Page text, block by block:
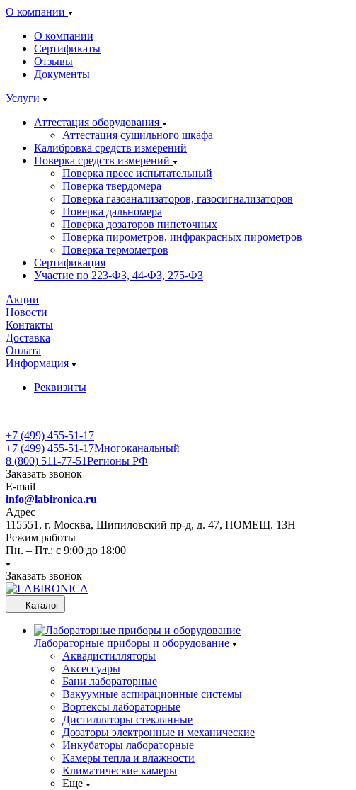
О компании
О компании
Сертификаты
Отзывы
Документы
Услуги
Аттестация оборудования
Аттестация сушильного шкафа
Калибровка средств измерений
Поверка средств измерений
Поверка пресс испытательный
Поверка твердомера
Поверка газоанализаторов, газосигнализаторов
Поверка дальномера
Поверка дозаторов пипеточных
Поверка пирометров, инфракрасных пирометров
Поверка термометров
Сертификация
Участие по 223-ФЗ, 44-ФЗ, 275-ФЗ
Акции
Новости
Контакты
Доставка
Оплата
Информация
Реквизиты
+7 (499) 455-51-17
+7 (499) 455-51-17Многоканальный
8 (800) 511-77-51Регионы РФ
Заказать звонок
E-mail
info@labironica.ru
Адрес
115551, г. Москва, Шипиловский пр-д, д. 47, ПОМЕЩ. 13Н
Режим работы
Пн. – Пт.: с 9:00 до 18:00
Заказать звонок
Каталог
Лабораторные приборы и оборудование
Аквадистилляторы
Аксессуары
Бани лабораторные
Вакуумные аспирационные системы
Вортексы лабораторные
Дистилляторы стеклянные
Дозаторы электронные и механические
Инкубаторы лабораторные
Камеры тепла и влажности
Климатические камеры
Еще